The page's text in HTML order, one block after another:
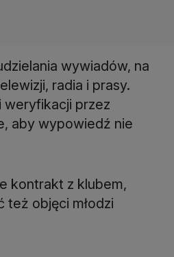
wywiadów, na
radia i prasy.
weryfikacji przez
aby wypowiedź nie
kontrakt z klubem,
też objęci młodzi